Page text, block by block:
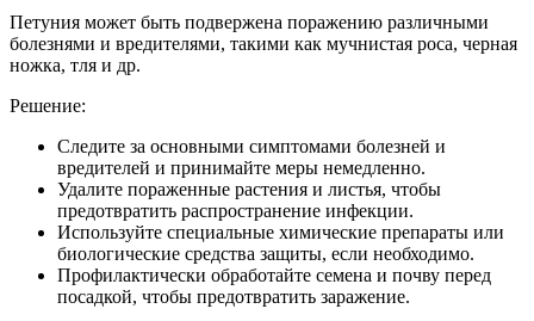
Петуния может быть подвержена поражению различными
болезнями и вредителями, такими как мучнистая роса, черная
ножка, тля и др.
Решение:
Следите за основными симптомами болезней и
вредителей и принимайте меры немедленно.
Удалите пораженные растения и листья, чтобы
предотвратить распространение инфекции.
Используйте специальные химические препараты или
биологические средства защиты, если необходимо.
Профилактически обработайте семена и почву перед
посадкой, чтобы предотвратить заражение.